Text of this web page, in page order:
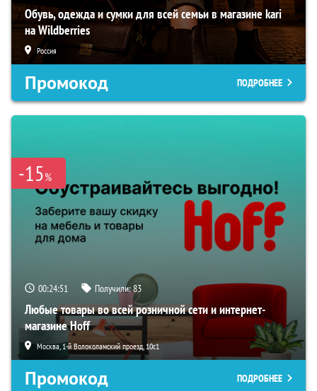
Обувь, одежда и сумки для всей семьи в магазине kari
на Wildberries
Россия
Промокод ПОДРОБНЕЕ
-15%
00:24:50 Получили:83
Любые товары во всей розничной сети и интернет-
магазине Hoff
Москва, 1-й Волоколамский проезд, 10с1
Промокод ПОДРОБНЕЕ